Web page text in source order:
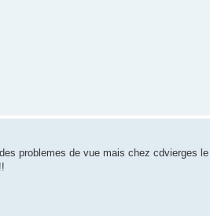
problemes de vue mais chez cdvierges